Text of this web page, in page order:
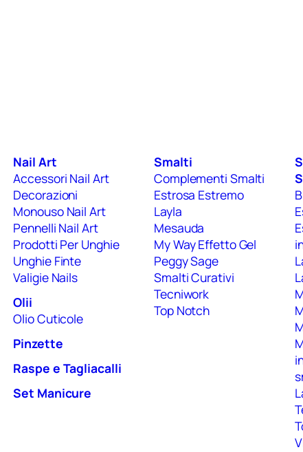
Nail Art
Accessori Nail Art
Decorazioni
Monouso Nail Art
Pennelli Nail Art
Prodotti Per Unghie
Unghie Finte
Valigie Nails
Olii
Olio Cuticole
Pinzette
Raspe e Tagliacalli
Set Manicure
Smalti
Complementi Smalti
Estrosa Estremo
Layla
Mesauda
My Way Effetto Gel
Peggy Sage
Smalti Curativi
Tecniwork
Top Notch